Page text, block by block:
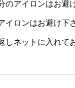
のアイロンはお避
イロンはお避け下
しネットに入れて